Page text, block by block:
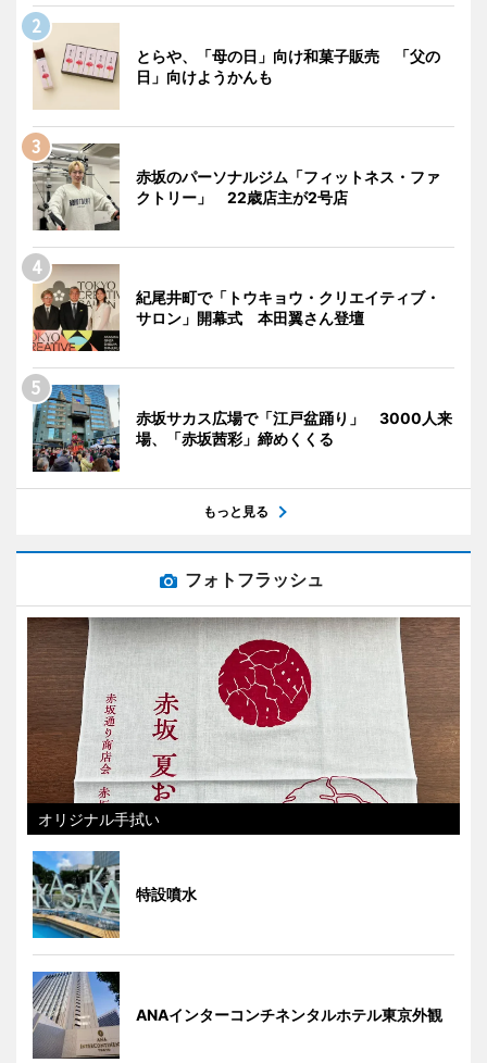
とらや、「母の日」向け和菓子販売 「父の
日」向けようかんも
赤坂のパーソナルジム「フィットネス・ファ
クトリー」 22歳店主が2号店
紀尾井町で「トウキョウ・クリエイティブ・
サロン」開幕式 本田翼さん登壇
赤坂サカス広場で「江戸盆踊り」 3000人来
場、「赤坂茜彩」締めくくる
もっと見る
フォトフラッシュ
オリジナル手拭い
特設噴水
ANAインターコンチネンタルホテル東京外観